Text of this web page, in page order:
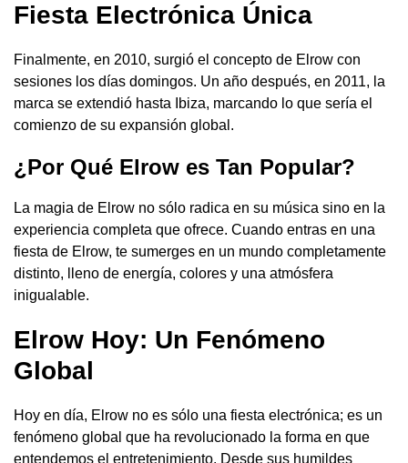
Fiesta Electrónica Única
Finalmente, en 2010, surgió el concepto de Elrow con
sesiones los días domingos. Un año después, en 2011, la
marca se extendió hasta Ibiza, marcando lo que sería el
comienzo de su expansión global.
¿Por Qué Elrow es Tan Popular?
La magia de Elrow no sólo radica en su música sino en la
experiencia completa que ofrece. Cuando entras en una
fiesta de Elrow, te sumerges en un mundo completamente
distinto, lleno de energía, colores y una atmósfera
inigualable.
Elrow Hoy: Un Fenómeno
Global
Hoy en día, Elrow no es sólo una fiesta electrónica; es un
fenómeno global que ha revolucionado la forma en que
entendemos el entretenimiento. Desde sus humildes